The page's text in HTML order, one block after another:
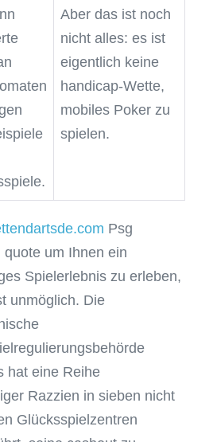
Aber das ist noch
nicht alles: es ist
eigentlich keine
handicap-Wette,
mobiles Poker zu
spielen.
Psg
quote um Ihnen ein
Spielerlebnis zu erleben,
unmöglich. Die
hat eine Reihe
Razzien in sieben nicht
Glücksspielzentren